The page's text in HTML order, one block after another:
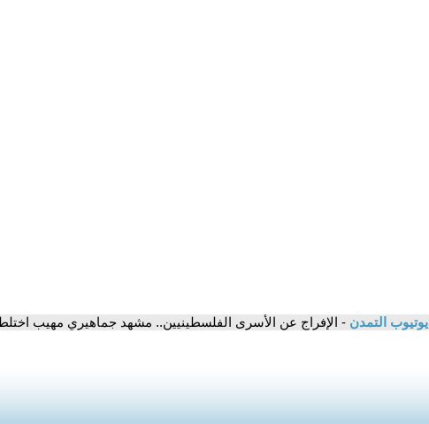
يوتيوب التمدن - الإفراج عن الأسرى الفلسطينيين.. مشهد جماهيري مهيب